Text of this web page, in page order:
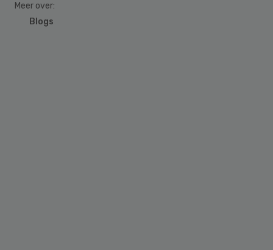
Meer over:
Blogs